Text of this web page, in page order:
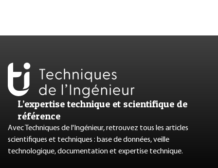
L’expertise technique et scientifique de
référence
Avec Techniques de l'Ingénieur, retrouvez tous les articles
scientifiques et techniques : base de données, veille
technologique, documentation et expertise technique.